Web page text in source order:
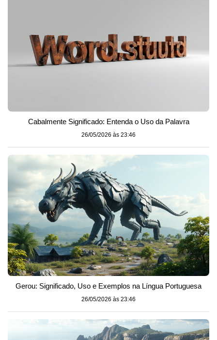
Cabalmente Significado: Entenda o Uso da Palavra
26/05/2026 às 23:46
Gerou: Significado, Uso e Exemplos na Língua Portuguesa
26/05/2026 às 23:46